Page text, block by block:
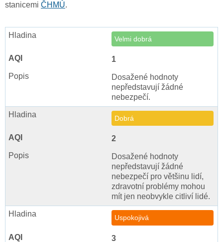
stanicemi ČHMÚ.
Velmi dobrá
1
Dosažené hodnoty
nepředstavují žádné
nebezpečí.
Dobrá
2
Dosažené hodnoty
nepředstavují žádné
nebezpečí pro většinu lidí,
zdravotní problémy mohou
mít jen neobvykle citliví lidé.
Uspokojivá
3